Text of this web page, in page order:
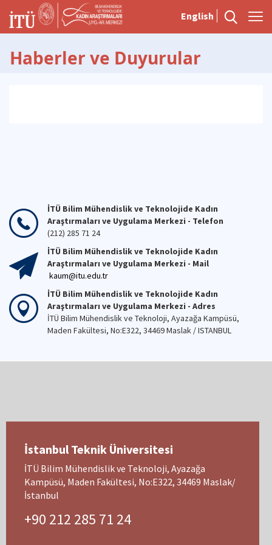
English
Haberler ve Duyurular
İTÜ Bilim Mühendislik ve Teknolojide Kadın
Araştırmaları ve Uygulama Merkezi - Telefon
(212) 285 71 24
İTÜ Bilim Mühendislik ve Teknolojide Kadın
Araştırmaları ve Uygulama Merkezi - Mail
kaum@itu.edu.tr
İTÜ Bilim Mühendislik ve Teknolojide Kadın
Araştırmaları ve Uygulama Merkezi - Adres
İTÜ Bilim Mühendislik ve Teknoloji, Ayazağa Kampüsü,
Maden Fakültesi, No:E322, 34469 Maslak / ISTANBUL
İstanbul Teknik Üniversitesi
İTÜ Bilim Mühendislik ve Teknoloji, Ayazağa
Kampüsü, Maden Fakültesi, No:E322, 34469 Maslak/
İstanbul
+90 212 285 71 24